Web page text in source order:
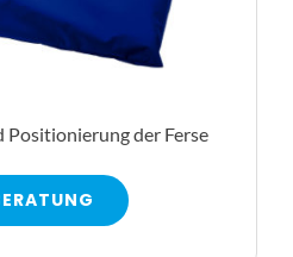
Positionierung der Ferse